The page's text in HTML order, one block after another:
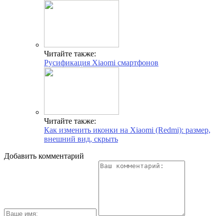
Читайте также:
Русификация Xiaomi смартфонов
Читайте также:
Как изменить иконки на Xiaomi (Redmi): размер,
внешний вид, скрыть
Добавить комментарий